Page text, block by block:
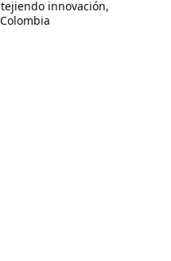
innovación,